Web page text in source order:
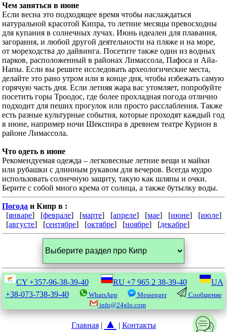
Чем заняться в июне
Если весна это подходящее время чтобы наслаждаться
натуральной красотой Кипра, то летние месяцы превосходны
для купания в солнечных лучах. Июнь идеален для плавания,
загорания, и любой другой деятельности на пляже и на море,
от мореходства до дайвинга. Посетите также один из водных
парков, расположенный в районах Лимассола, Пафоса и Айа-
Напы. Если вы решите исследовать археологические места,
делайте это рано утром или в конце дня, чтобы избежать самую
горячую часть дня. Если летняя жара вас утомляет, попробуйте
посетить горы Троодос, где более прохладная погода отлично
подходит для пеших прогулок или просто расслабления. Также
есть разные культурные события, которые проходят каждый год
в июне, например ночи Шекспира в древнем театре Курион в
районе Лимассола.
Что одеть в июне
Рекомендуемая одежда – легковесные летние вещи и майки
или рубашки с длинным рукавом для вечеров. Всегда мудро
использовать солнечную защиту, такую как шляпы и очки.
Берите с собой много крема от солнца, а также бутылку воды.
Погода и Кипр в :
[январе] [феврале] [марте] [апреле] [мае] [июне] [июле]
[августе] [сентябре] [октябре] [ноябре] [декабре]
CY +357-96-38-39-40 RU +7 965 2 38-39-40
UA
+38-073-738-39-40
WhatsApp Messenger
Сообщение
info@24glo.com
Главная| ▲ | Контакты